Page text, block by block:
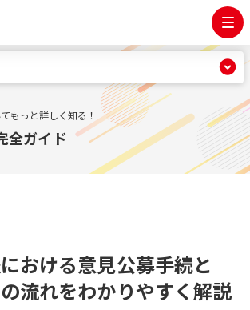
もっと詳しく知る！
全ガイド
おける意見公募手続と
流れをわかりやすく解説